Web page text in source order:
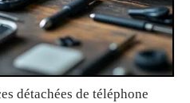
détachées de téléphone